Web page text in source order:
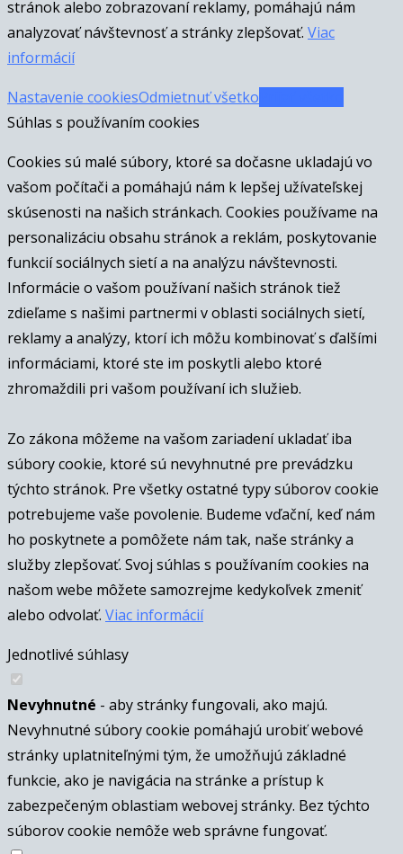
stránok alebo zobrazovaní reklamy, pomáhajú nám
analyzovať návštevnosť a stránky zlepšovať. Viac
informácií
Nastavenie cookiesOdmietnuť všetko
Súhlas s používaním cookies
Cookies sú malé súbory, ktoré sa dočasne ukladajú vo
vašom počítači a pomáhajú nám k lepšej užívateľskej
skúsenosti na našich stránkach. Cookies používame na
personalizáciu obsahu stránok a reklám, poskytovanie
funkcií sociálnych sietí a na analýzu návštevnosti.
Informácie o vašom používaní našich stránok tiež
zdieľame s našimi partnermi v oblasti sociálnych sietí,
reklamy a analýzy, ktorí ich môžu kombinovať s ďalšími
informáciami, ktoré ste im poskytli alebo ktoré
zhromaždili pri vašom používaní ich služieb.
Zo zákona môžeme na vašom zariadení ukladať iba
súbory cookie, ktoré sú nevyhnutné pre prevádzku
týchto stránok. Pre všetky ostatné typy súborov cookie
potrebujeme vaše povolenie. Budeme vďační, keď nám
ho poskytnete a pomôžete nám tak, naše stránky a
služby zlepšovať. Svoj súhlas s používaním cookies na
našom webe môžete samozrejme kedykoľvek zmeniť
alebo odvolať. Viac informácií
Jednotlivé súhlasy
Nevyhnutné - aby stránky fungovali, ako majú.
Nevyhnutné súbory cookie pomáhajú urobiť webové
stránky uplatniteľnými tým, že umožňujú základné
funkcie, ako je navigácia na stránke a prístup k
zabezpečeným oblastiam webovej stránky. Bez týchto
súborov cookie nemôže web správne fungovať.